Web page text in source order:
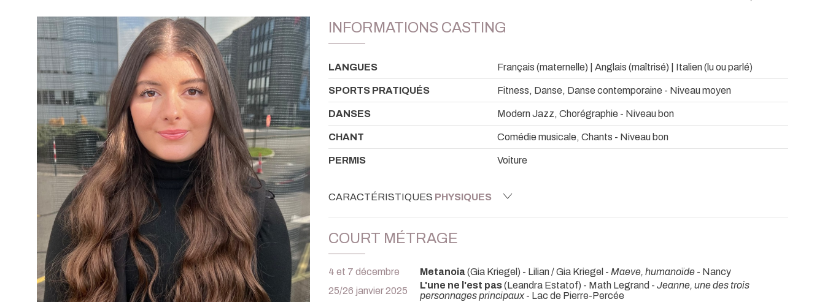
INFORMATIONS CASTING
LANGUES Français (maternelle) | Anglais (maîtrisé) | Italien (lu ou parlé)
SPORTS PRATIQUÉS Fitness, Danse, Danse contemporaine - Niveau moyen
DANSES Modern Jazz, Chorégraphie - Niveau bon
CHANT Comédie musicale, Chants - Niveau bon
PERMIS Voiture
CARACTÉRISTIQUES PHYSIQUES
COURT MÉTRAGE
4 et 7 décembre Metanoia(Gia Kriegel) - Lilian / Gia Kriegel - Maeve, humanoïde - Nancy
25/26 janvier 2025
L'une ne l'est pas(Leandra Estatof) - Math Legrand - Jeanne, une des trois
personnages principaux- Lac de Pierre-Percée